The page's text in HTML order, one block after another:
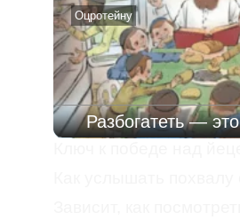
Оцротейну
Разбогатеть —